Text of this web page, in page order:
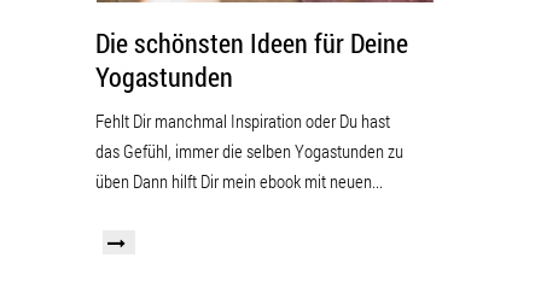
Die schönsten Ideen für Deine
Yogastunden
Fehlt Dir manchmal Inspiration oder Du hast
das Gefühl, immer die selben Yogastunden zu
üben Dann hilft Dir mein ebook mit neuen...